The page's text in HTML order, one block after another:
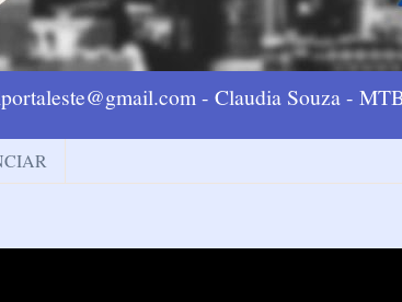
- Claudia Souza -